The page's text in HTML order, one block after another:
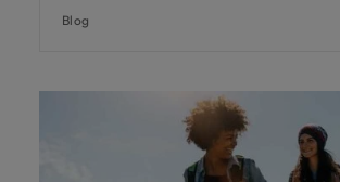
Blog